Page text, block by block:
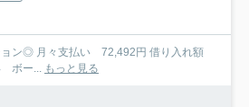
借り入れ額
年 ボー... もっと見る